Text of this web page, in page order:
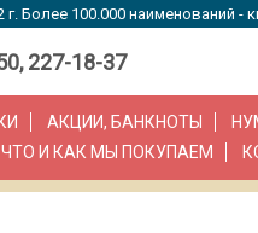
Более 100.000 наименований -
227-18-37
АКЦИИ, БАНКНОТЫ
ЧТО И КАК МЫ ПОКУПАЕМ